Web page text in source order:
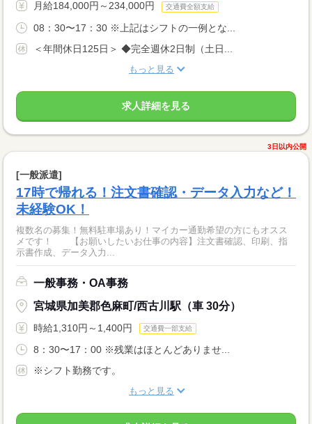
月給184,000円～234,000円 交通費全額支給
08：30〜17：30 ※上記はシフトの一例とな...
＜年間休日125日＞ ◆完全週休2日制（土日...
もっと見る
求人詳細を見る
3日以内公開
[一般派遣]
17時で帰れる！注文書確認・データ入力など！
未経験OK！
複数名の募集！無料駐車場あり！マイカー通勤希望の方にもオスス
メです！ 【お願いしたいお仕事の内容】注文書確認、印刷、指
示書作成、データ入力...
一般事務・OA事務
宮城県加美郡色麻町/西古川駅（車 30分）
時給1,310円～1,400円 交通費一部支給
8：30〜17：00 ※残業はほとんどありませ...
※シフト勤務です。
もっと見る